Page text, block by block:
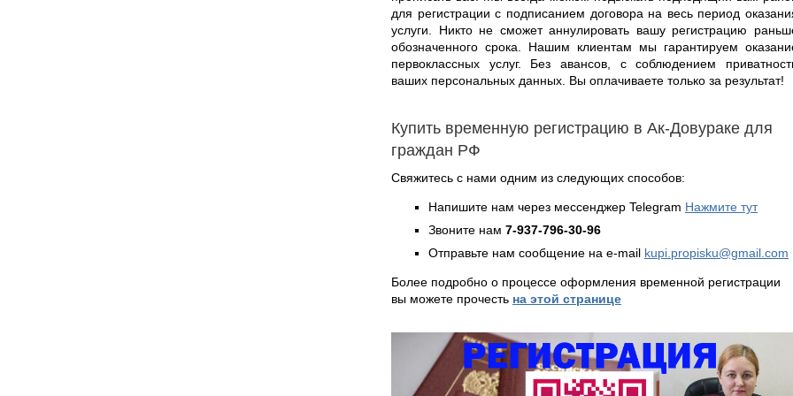
для регистрации с подписанием договора на весь период
услуги. Никто не сможет аннулировать вашу регистрацию
обозначенного срока. Нашим клиентам мы гарантируем
первоклассных услуг. Без авансов, с соблюдением
ваших персональных данных. Вы оплачиваете только за результат!
Купить временную регистрацию в Ак-Довураке для
граждан РФ
Свяжитесь с нами одним из следующих способов:
Напишите нам через мессенджер Telegram Нажмите тут
Звоните нам 7-937-796-30-96
Отправьте нам сообщение на e-mail kupi.propisku@gmail.com
Более подробно о процессе оформления временной регистрации
вы можете прочесть на этой странице